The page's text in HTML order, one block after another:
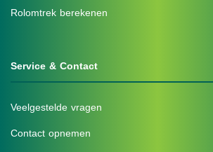
Rolomtrek berekenen
Service & Contact
Veelgestelde vragen
Contact opnemen